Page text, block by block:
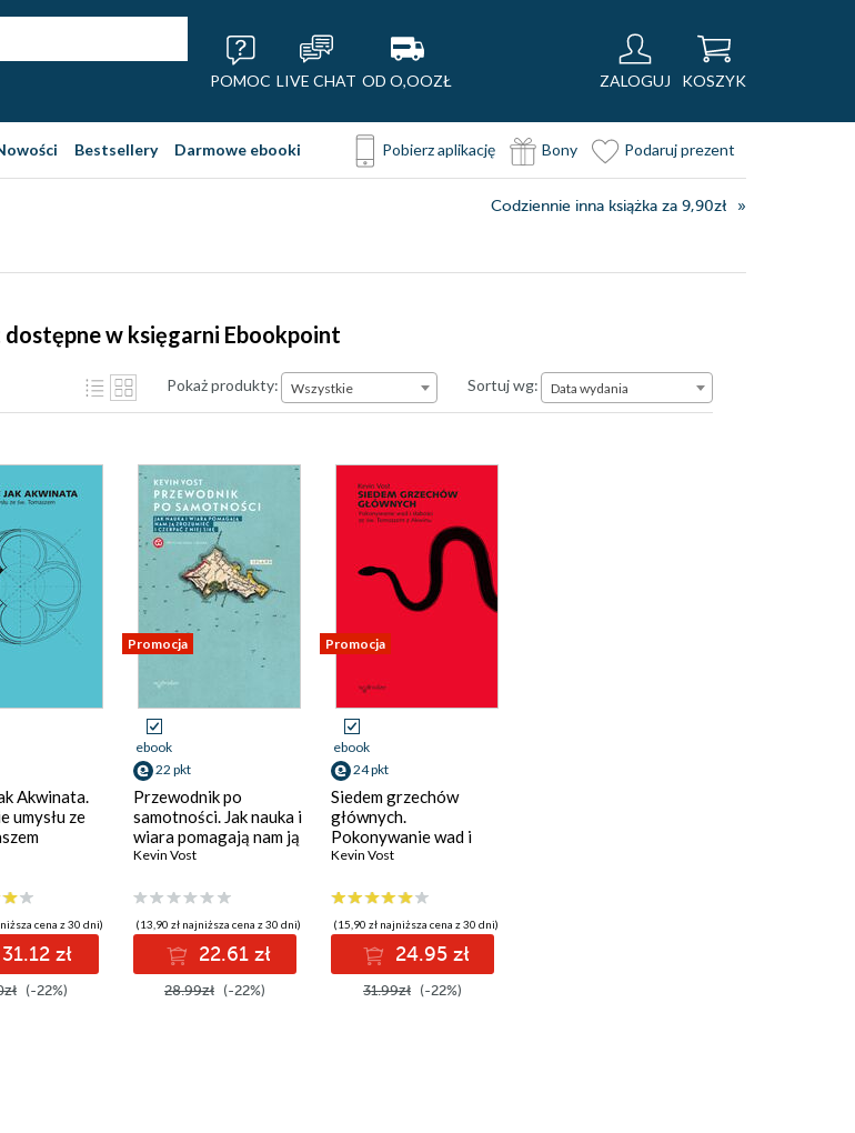
POMOC LIVE CHAT OD O,OOZŁ ZALOGUJ KOSZYK
Bestsellery Darmowe ebooki Pobierz aplikację Bony Podaruj prezent
Codziennie inna książka za 9,90zł
w księgarni Ebookpoint
Pokaż produkty: Wszystkie Sortuj wg:Data wydania
Data wydania
Akwinata.
umysłu ze
cena z 30 dni)
31.12 zł
(-22%)
Promocja
ebook
22 pkt
Przewodnik po
samotności. Jak nauka i
wiara pomagają nam ją
zrozumieć i czerpać z
Kevin Vost
(13,90 zł najniższa cena z 30 dni)
22.61 zł
28.99zł (-22%)
Promocja
ebook
24 pkt
Siedem grzechów
głównych.
Pokonywanie wad i
słabości ze św.
Kevin Vost
(15,90 zł najniższa cena z 30 dni)
24.95 zł
31.99zł (-22%)